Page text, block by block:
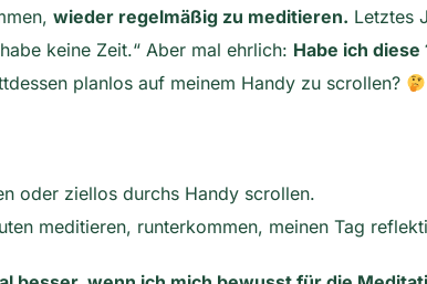
wieder regelmäßig zu meditieren. Letztes
keine Zeit.“ Aber mal ehrlich: Habe ich
planlos auf meinem Handy zu scrollen?
oder ziellos durchs Handy scrollen.
meditieren, runterkommen, meinen Tag